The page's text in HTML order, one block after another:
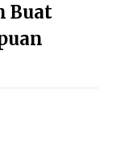
Hari
RI ke-81
Mini
Malut Pimpin
Buat